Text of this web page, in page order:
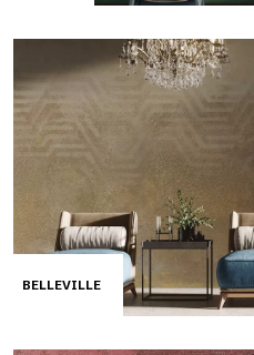
BELLEVILLE